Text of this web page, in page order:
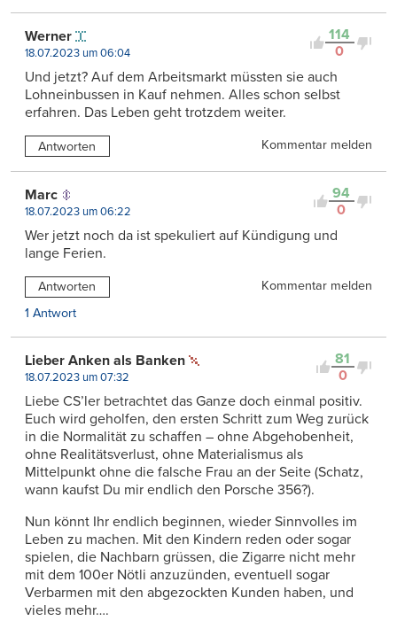
114
0
Werner
18.07.2023 um 06:04
Und jetzt? Auf dem Arbeitsmarkt müssten sie auch
Lohneinbussen in Kauf nehmen. Alles schon selbst
erfahren. Das Leben geht trotzdem weiter.
Antworten Kommentar melden
94
0
Marc
18.07.2023 um 06:22
Wer jetzt noch da ist spekuliert auf Kündigung und
lange Ferien.
Antworten
Kommentar melden
1 Antwort
81
0
Lieber Anken als Banken
18.07.2023 um 07:32
Liebe CS’ler betrachtet das Ganze doch einmal positiv.
Euch wird geholfen, den ersten Schritt zum Weg zurück
in die Normalität zu schaffen – ohne Abgehobenheit,
ohne Realitätsverlust, ohne Materialismus als
Mittelpunkt ohne die falsche Frau an der Seite (Schatz,
wann kaufst Du mir endlich den Porsche 356?).
Nun könnt Ihr endlich beginnen, wieder Sinnvolles im
Leben zu machen. Mit den Kindern reden oder sogar
spielen, die Nachbarn grüssen, die Zigarre nicht mehr
mit dem 100er Nötli anzuzünden, eventuell sogar
Verbarmen mit den abgezockten Kunden haben, und
vieles mehr….